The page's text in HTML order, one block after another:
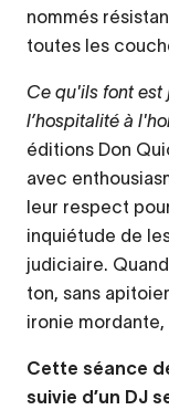
nommés
toutes les
Ce qu'ils font est
l’hospitalité à
éditions Don
avec
leur respect
inquiétude de
judiciaire.
ton, sans
ironie mordante,
Cette séance
suivie d’un DJ